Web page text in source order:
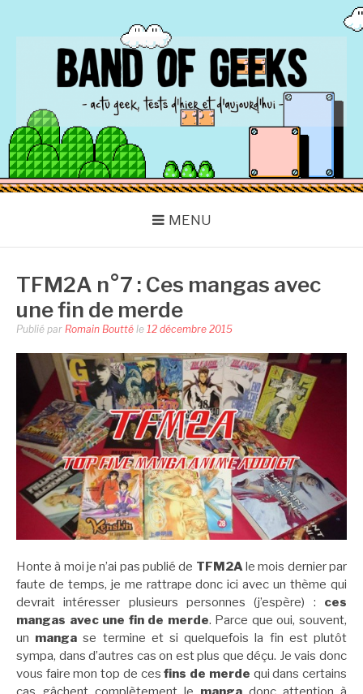
BAND OF GEEKS
Actu Geek d'hier et d'aujourd'hui
MENU
TFM2A n°7 : Ces mangas avec
une fin de merde
Publié par Romain Boutté le 12 décembre 2015
Honte à moi je n’ai pas publié de TFM2Ale mois dernier par
faute de temps, je me rattrape donc ici avec un thème qui
devrait intéresser plusieurs personnes (j’espère) : ces
mangas avec une fin de merde. Parce que oui, souvent,
un manga se termine et si quelquefois la fin est plutôt
sympa, dans d’autres cas on est plus que déçu. Je vais donc
vous faire mon top de cesfins de merde qui dans certains